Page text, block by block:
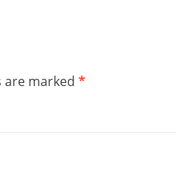
are marked *